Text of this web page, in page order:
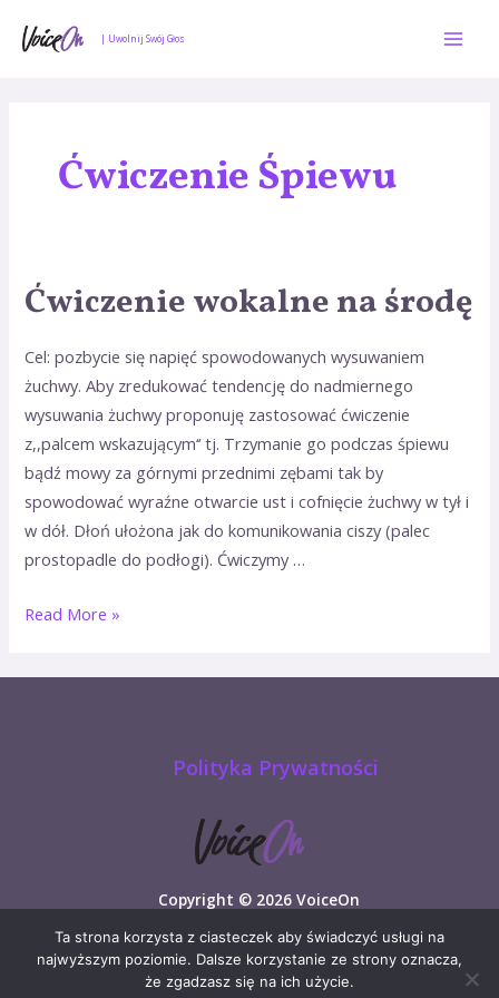
| Uwolnij Swój Głos
Ćwiczenie Śpiewu
Ćwiczenie wokalne na środę
Cel: pozbycie się napięć spowodowanych wysuwaniem
żuchwy. Aby zredukować tendencję do nadmiernego
wysuwania żuchwy proponuję zastosować ćwiczenie
z,,palcem wskazującym‘‘ tj. Trzymanie go podczas śpiewu
bądź mowy za górnymi przednimi zębami tak by
spowodować wyraźne otwarcie ust i cofnięcie żuchwy w tył i
w dół. Dłoń ułożona jak do komunikowania ciszy (palec
prostopadle do podłogi). Ćwiczymy …
Ćwiczenie
na
środę
Read More »
Polityka Prywatności
Copyright © 2026 VoiceOn
Ta strona korzysta z ciasteczek aby świadczyć usługi na
najwyższym poziomie. Dalsze korzystanie ze strony oznacza,
że zgadzasz się na ich użycie.